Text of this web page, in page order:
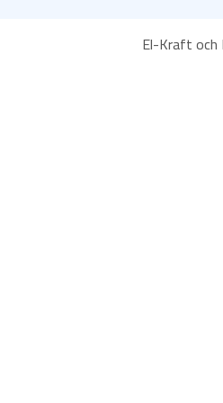
El-Kraft och